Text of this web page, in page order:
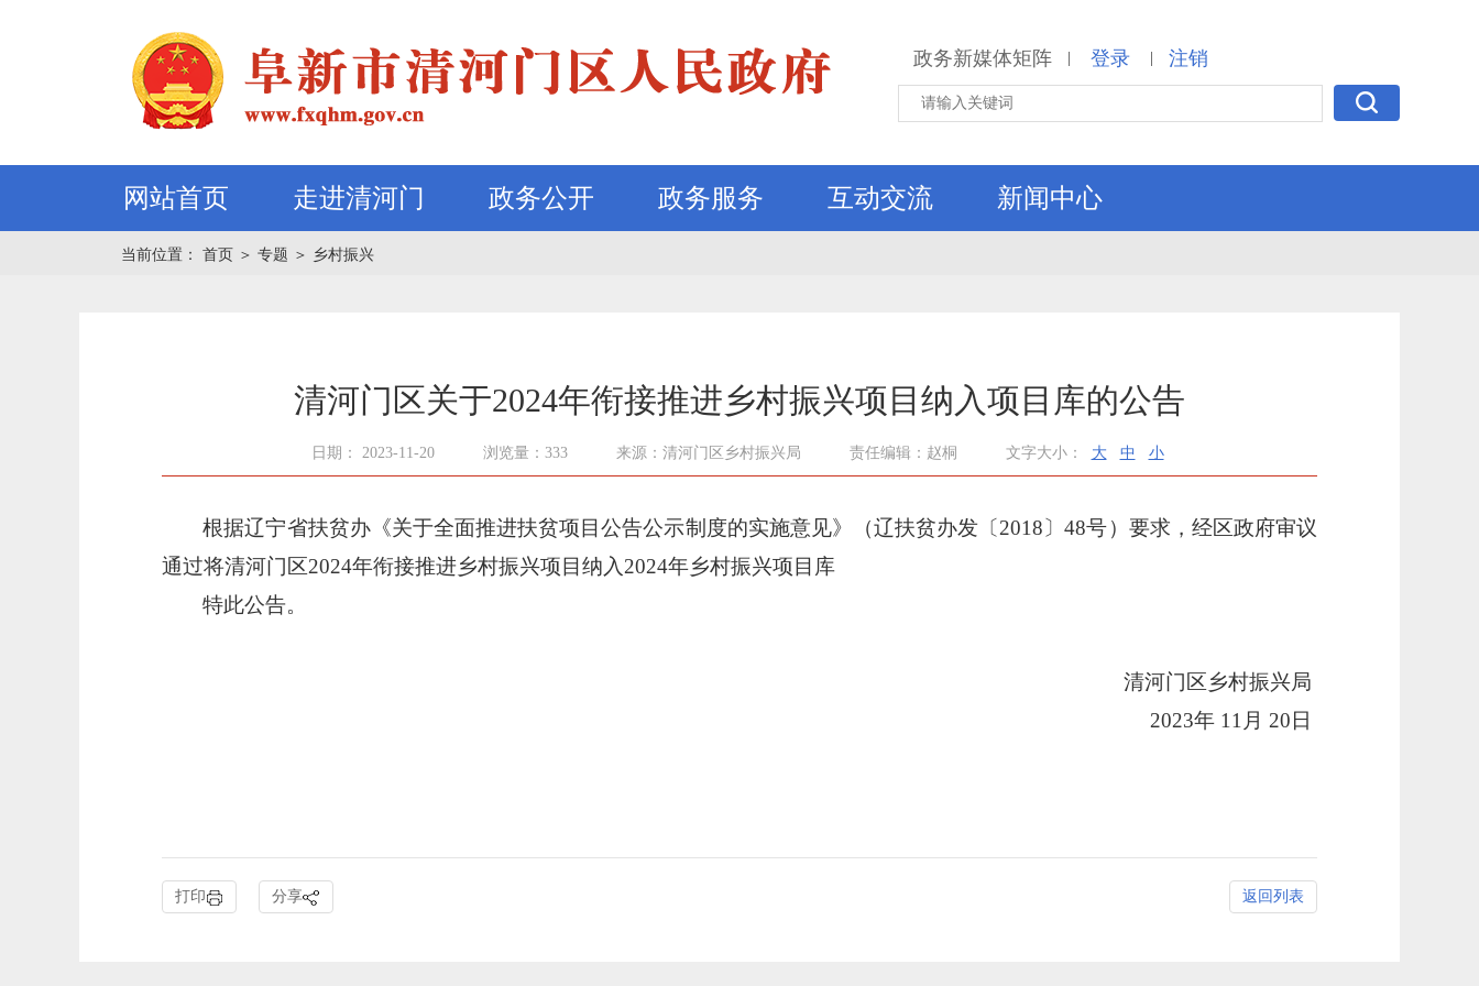
政务新媒体矩阵 | 登录 | 注销
网站首页 走进清河门 政务公开 政务服务 互动交流 新闻中心
当前位置： 首页 ＞ 专题 ＞ 乡村振兴
清河门区关于2024年衔接推进乡村振兴项目纳入项目库的公告
日期： 2023-11-20 浏览量：333 来源：清河门区乡村振兴局 责任编辑：赵桐 文字大小： 大 中 小
根据辽宁省扶贫办《关于全面推进扶贫项目公告公示制度的实施意见》（辽扶贫办发〔 2018〕48号）要求，经区政府审议
通过将清河门区2024年衔接推进乡村振兴项目纳入 2024年乡村振兴项目库
特此公告。
清河门区乡村振兴局
2023年 11月 20 日
打印 分享 返回列表